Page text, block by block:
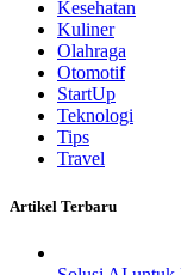
Kesehatan
Kuliner
Olahraga
Otomotif
StartUp
Teknologi
Tips
Travel
Artikel Terbaru